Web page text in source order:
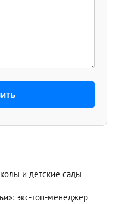
и детские сады
экс-топ-менеджер